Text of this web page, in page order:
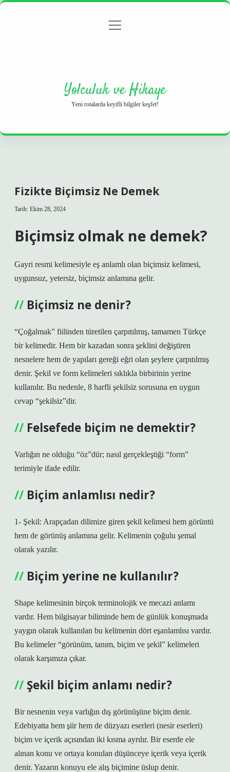
Gizlilik Politikası
menüyü
Yolculuk ve Hikaye
Yeni rotalarda keyifli bilgiler keşfet!
Fizikte Biçimsiz Ne Demek
Tarih: Ekim 28, 2024
Biçimsiz olmak ne demek?
Gayri resmi kelimesiyle eş anlamlı olan biçimsiz kelimesi,
uygunsuz, yetersiz, biçimsiz anlamına gelir.
Biçimsiz ne denir?
“Çoğalmak” fiilinden türetilen çarpıtılmış, tamamen Türkçe
bir kelimedir. Hem bir kazadan sonra şeklini değiştiren
nesnelere hem de yapıları gereği eğri olan şeylere çarpıtılmış
denir. Şekil ve form kelimeleri sıklıkla birbirinin yerine
kullanılır. Bu nedenle, 8 harfli şekilsiz sorusuna en uygun
cevap “şekilsiz”dir.
Felsefede biçim ne demektir?
Varlığın ne olduğu “öz”dür; nasıl gerçekleştiği “form”
terimiyle ifade edilir.
Biçim anlamlısı nedir?
1- Şekil: Arapçadan dilimize giren şekil kelimesi hem görüntü
hem de görünüş anlamına gelir. Kelimenin çoğulu şemal
olarak yazılır.
Biçim yerine ne kullanılır?
Shape kelimesinin birçok terminolojik ve mecazi anlamı
vardır. Hem bilgisayar biliminde hem de günlük konuşmada
yaygın olarak kullanılan bu kelimenin dört eşanlamlısı vardır.
Bu kelimeler “görünüm, tanım, biçim ve şekil” kelimeleri
olarak karşımıza çıkar.
Şekil biçim anlamı nedir?
Bir nesnenin veya varlığın dış görünüşüne biçim denir.
Edebiyatta hem şiir hem de düzyazı eserleri (nesir eserleri)
biçim ve içerik açısından iki kısma ayrılır. Bir eserde ele
alınan konu ve ortaya konulan düşünceye içerik veya içerik
denir. Yazarın konuyu ele alış biçimine üslup denir.